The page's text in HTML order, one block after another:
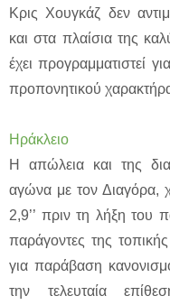
Κρις Χουγκάζ δεν
και στα πλαίσια της
έχει προγραμματιστεί
προπονητικού
Ηράκλειο
Η απώλεια και της
αγώνα με τον Διαγόρα,
2,9’’ πριν τη λήξη του
παράγοντες της
για παράβαση
την τελευταία